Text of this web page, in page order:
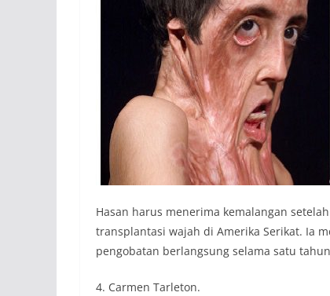
Hasan harus menerima kemalangan
transplantasi wajah di Amerika Serikat. Ia
pengobatan berlangsung selama satu
4. Carmen Tarleton.